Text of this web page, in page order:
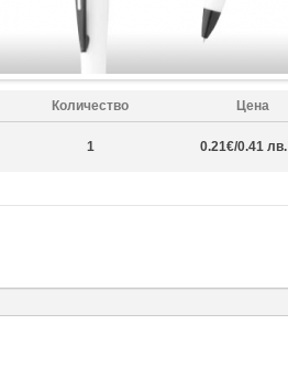
Количество Цена
1 0.21€/0.41